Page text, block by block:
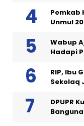
Pemkab
Unmul
Wabup
Hadapi
RIP, Ibu
Sekolaq
DPUPR